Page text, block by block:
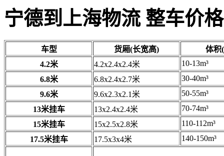
宁德到上海物流 整车价格
车型 货厢(长宽高)
体积
4.2米
4.2x2.4x2.4米
10-13m³
6.8米
6.8x2.4x2.7米
30-40m³
9.6米
9.6x2.3x2.1米
50-55m³
13米挂车
13x2.4x2.4米
70-74m³
15米挂车
15x2.5x2.8米
110-112m³
17.5米挂车
17.5x3x4米 140-150m³